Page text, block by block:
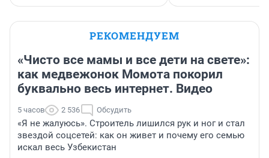
РЕКОМЕНДУЕМ
«Чисто все мамы и все дети на свете»:
как медвежонок Момота покорил
буквально весь интернет. Видео
5 часов 2 536 Обсудить
«Я не жалуюсь». Строитель лишился рук и ног и стал
звездой соцсетей: как он живет и почему его семью
искал весь Узбекистан